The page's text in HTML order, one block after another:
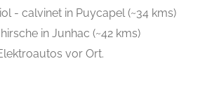
- calvinet in Puycapel (~34 kms)
in Junhac (~42 kms)
vor Ort.